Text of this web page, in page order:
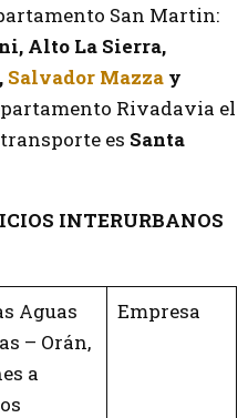
San Martin:
Alto La Sierra,
Salvador Mazza y
Rivadavia el
es Santa
INTERURBANOS
Aguas
– Orán,
a
Empresa